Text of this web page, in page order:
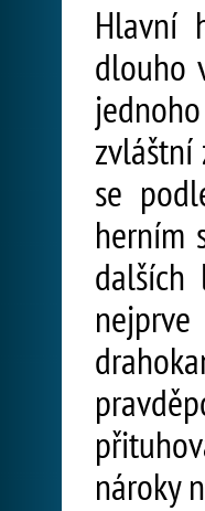
Hlavní
dlouho
zvláštní
se
herním
dalších
nároky